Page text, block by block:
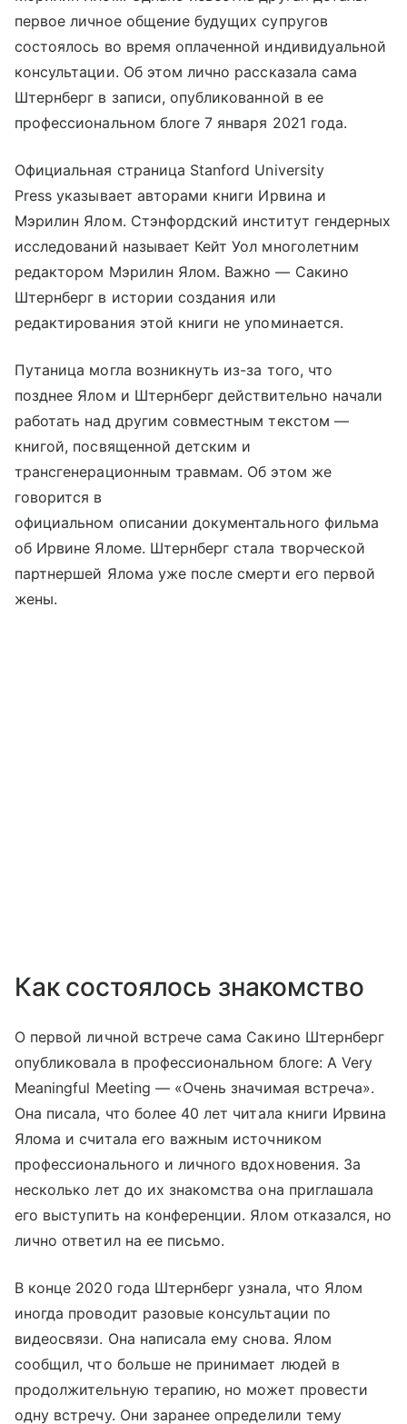
первое личное общение будущих супругов
состоялось во время оплаченной индивидуальной
консультации. Об этом лично рассказала сама
Штернберг в записи, опубликованной в ее
профессиональном блоге 7 января 2021 года.
Официальная страница Stanford University
Press указывает авторами книги Ирвина и
Мэрилин Ялом. Стэнфордский институт гендерных
исследований называет Кейт Уол многолетним
редактором Мэрилин Ялом. Важно — Сакино
Штернберг в истории создания или
редактирования этой книги не упоминается.
Путаница могла возникнуть из-за того, что
позднее Ялом и Штернберг действительно начали
работать над другим совместным текстом —
книгой, посвященной детским и
трансгенерационным травмам. Об этом же
говорится в
официальном описании документального фильма
об Ирвине Яломе. Штернберг стала творческой
партнершей Ялома уже после смерти его первой
жены.
Как состоялось знакомство
О первой личной встрече сама Сакино Штернберг
опубликовала в профессиональном блоге: A Very
Meaningful Meeting — «Очень значимая встреча».
Она писала, что более 40 лет читала книги Ирвина
Ялома и считала его важным источником
профессионального и личного вдохновения. За
несколько лет до их знакомства она приглашала
его выступить на конференции. Ялом отказался, но
лично ответил на ее письмо.
В конце 2020 года Штернберг узнала, что Ялом
иногда проводит разовые консультации по
видеосвязи. Она написала ему снова. Ялом
сообщил, что больше не принимает людей в
продолжительную терапию, но может провести
одну встречу. Они заранее определили тему